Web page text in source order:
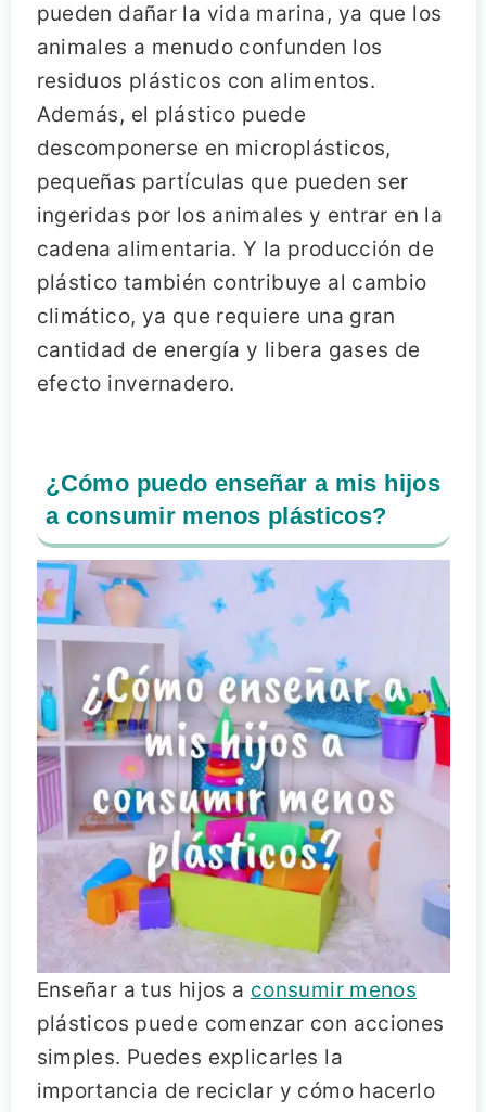
pueden dañar la vida marina, ya que los
animales a menudo confunden los
residuos plásticos con alimentos.
Además, el plástico puede
descomponerse en microplásticos,
pequeñas partículas que pueden ser
ingeridas por los animales y entrar en la
cadena alimentaria. Y la producción de
plástico también contribuye al cambio
climático, ya que requiere una gran
cantidad de energía y libera gases de
efecto invernadero.
¿Cómo puedo enseñar a mis hijos
a consumir menos plásticos?
Enseñar a tus hijos a consumir menos
plásticos puede comenzar con acciones
simples. Puedes explicarles la
importancia de reciclar y cómo hacerlo